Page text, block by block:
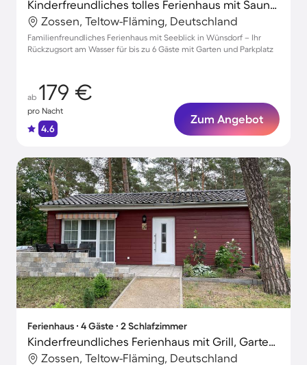
Kinderfreundliches tolles Ferienhaus mit Sauna, Garten und Grill | Naturblick
Zossen, Teltow-Fläming, Deutschland
Familienfreundliches Ferienhaus mit Seeblick in Wünsdorf – Ihr
Rückzugsort am Wasser für bis zu 6 Gäste mit Garten und Parkplatz
ab 179 €
pro Nacht
4.6
Zum Angebot
Ferienhaus ∙ 4 Gäste ∙ 2 Schlafzimmer
Kinderfreundliches Ferienhaus mit Grill, Garten und Terrasse | Seeblick | Neben dem Strand | Haustiere erlaubt
Zossen, Teltow-Fläming, Deutschland